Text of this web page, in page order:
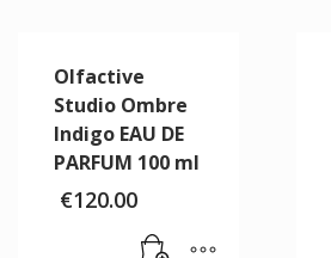
Olfactive
Studio Ombre
Indigo EAU DE
PARFUM 100 ml
€120.00